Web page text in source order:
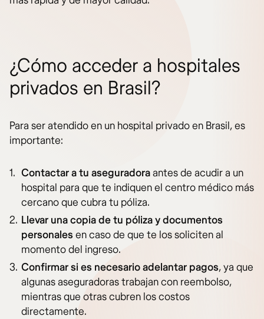
¿Cómo acceder a hospitales
privados en Brasil?
Para ser atendido en un hospital privado en Brasil, es
importante:
Contactar a tu aseguradoraantes de acudir a un
hospital para que te indiquen el centro médico más
cercano que cubra tu póliza.
Llevar una copia de tu póliza y documentos
personalesen caso de que te los soliciten al
momento del ingreso.
Confirmar si es necesario adelantar pagos, ya que
algunas aseguradoras trabajan con reembolso,
mientras que otras cubren los costos
directamente.